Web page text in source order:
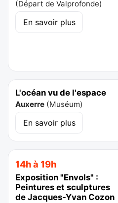
(Départ de Valprofonde)
En savoir plus
L'océan vu de l'espace
Auxerre (Muséum)
En savoir plus
14h à 19h
Exposition "Envols" :
Peintures et sculptures
de Jacques-Yvan Cozon